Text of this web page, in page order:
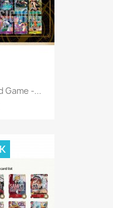
Game -...